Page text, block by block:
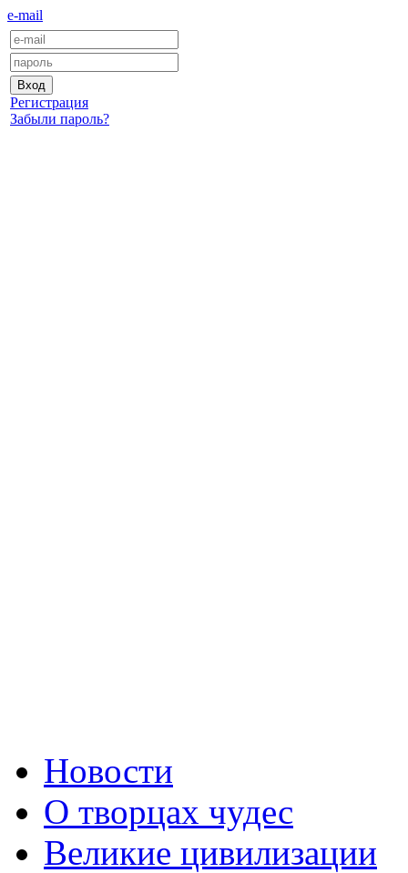
e-mail
Регистрация
Забыли пароль?
Новости
О творцах чудес
Великие цивилизации